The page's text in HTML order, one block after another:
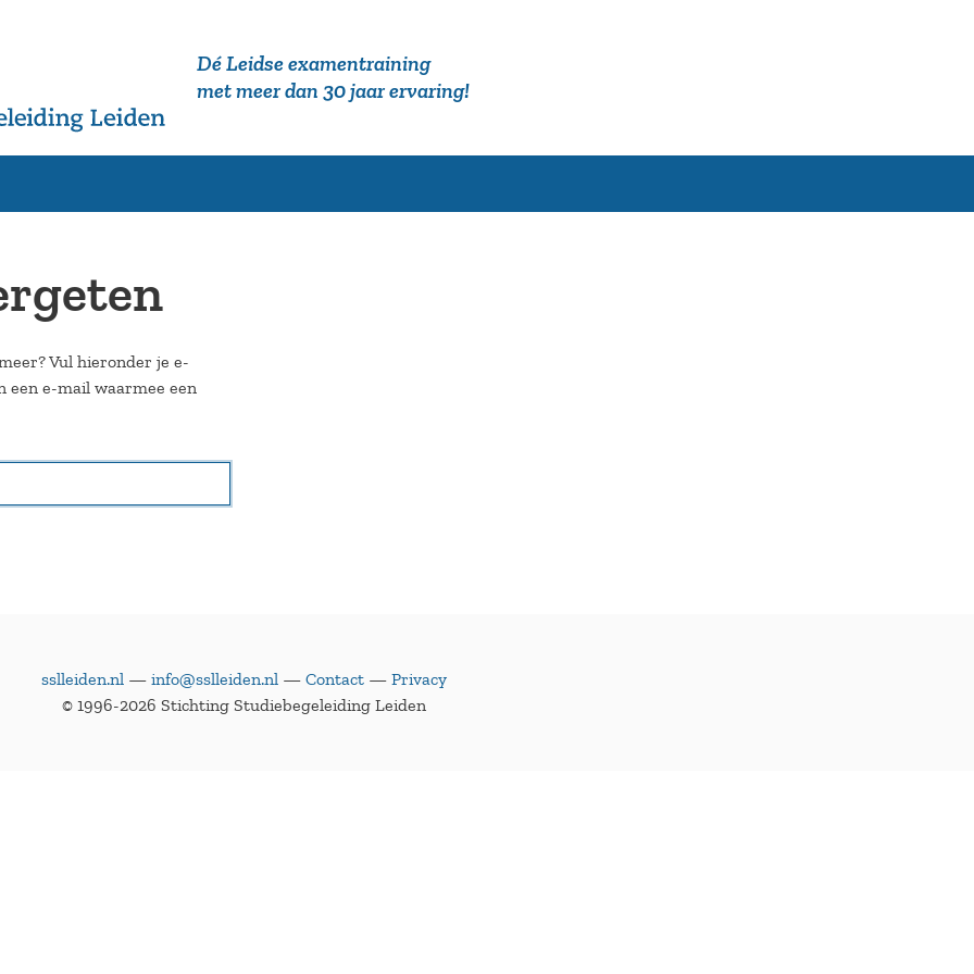
Dé Leidse examentraining
met meer dan 30 jaar ervaring!
Vul hieronder je e-
een e-mail waarmee een
sslleiden.nl— info@sslleiden.nl— Contact— Privacy
© 1996-2026 Stichting Studiebegeleiding Leiden